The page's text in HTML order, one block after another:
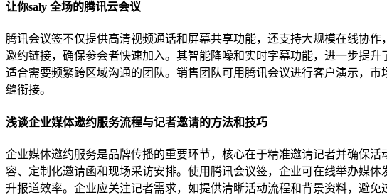
让你saly 全场的腾讯云会议
腾讯会议签不仅提供高清视频通话和屏幕共享功能，还支持大规模在线协
邀约链接，确保参会者快速加入。其智能降噪和实时字幕功能，进一步提
适合需要频繁跨区域沟通的团队。销售团队可用腾讯会议进行客户演示，
缝衔接。
浅谈企业媒体邀约服务流程与记者邀请的方法和技巧
企业媒体邀约服务是品牌传播的重要环节，核心在于精准邀请记者并确保
容、定制化邀请函和现场采访安排。使用腾讯会议签，企业可在线举办媒
升报道效率。企业应关注记者需求，如提供清晰活动流程和背景资料，避